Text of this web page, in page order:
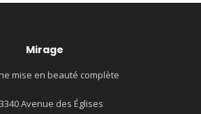
Mirage
mise en beauté complète
3340 Avenue des Églises